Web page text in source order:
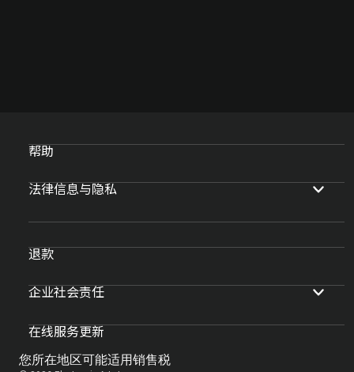
帮助
法律信息与隐私
退款
企业社会责任
在线服务更新
您所在地区可能适用销售税